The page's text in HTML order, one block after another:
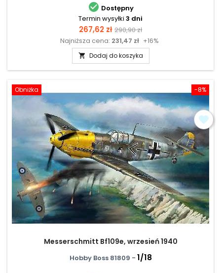
 Dostępny
Termin wysyłki 3 dni
Cena
267,62 zł Cena
podstawowa
290,90 zł
Najniższa cena: 231,47 zł +16%
 Dodaj do koszyka
-8%
Obniżka
Messerschmitt Bf109e, wrzesień 1940
Hobby Boss 81809 - 1/18